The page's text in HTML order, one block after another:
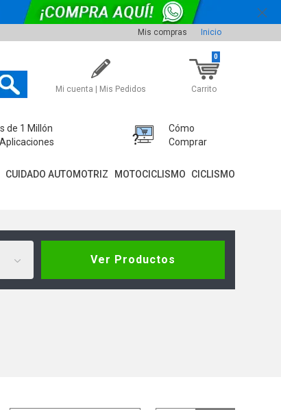
Mis compras Inicio
Mi cuenta | Mis Pedidos Carrito
0
de 1 Millón
Cómo
Comprar
CUIDADO AUTOMOTRIZ MOTOCICLISMO CICLISMO
Ver Productos